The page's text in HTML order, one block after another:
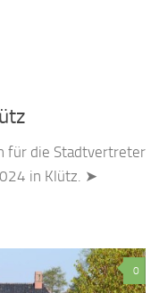
für die Stadtvertreter
in Klütz. ➤
0